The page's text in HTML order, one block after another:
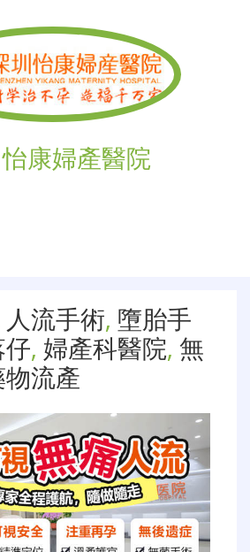
康婦產醫院
人流手術, 墮胎手
, 婦產科醫院, 無
流產